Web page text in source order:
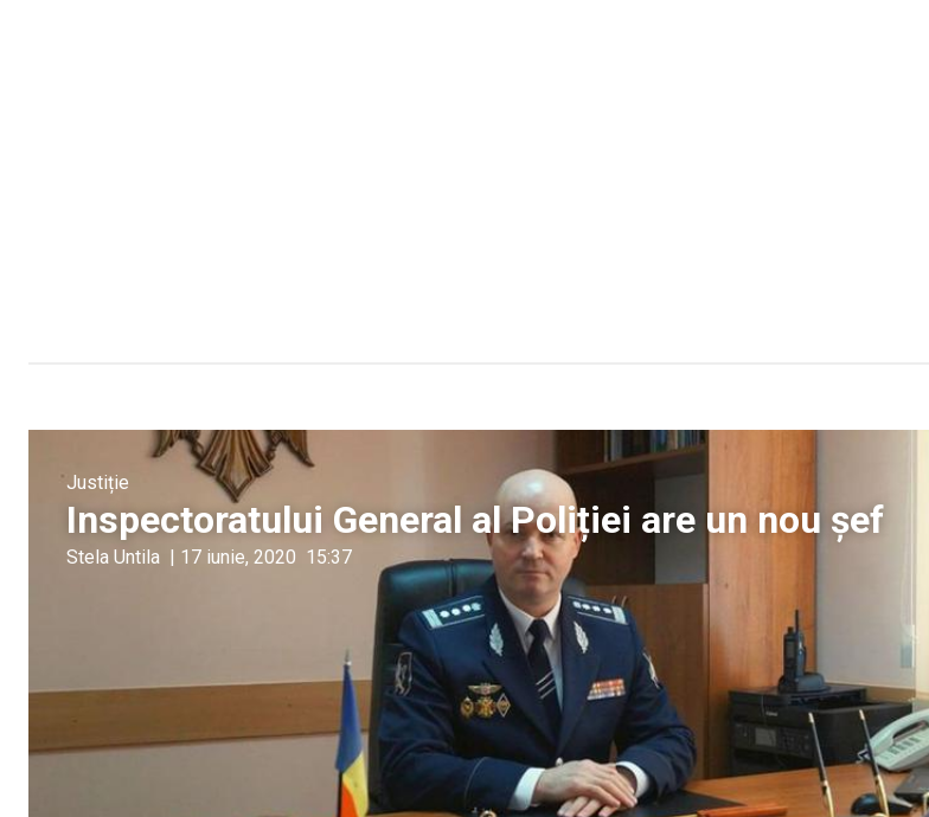
Justiție
Inspectoratului General al Poliției are un nou șef
Stela Untila | 17 iunie, 2020 15:37